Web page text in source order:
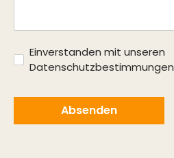
Einverstanden mit unseren
Datenschutzbestimmungen